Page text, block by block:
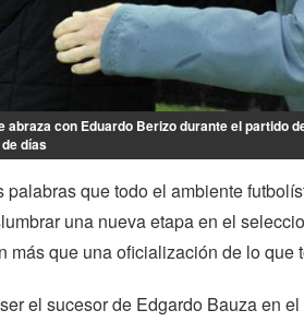
abraza con Eduardo Berizo durante el partido
días
palabras que todo el ambiente
una nueva etapa en el
más que una oficialización de lo que
el sucesor de Edgardo Bauza en